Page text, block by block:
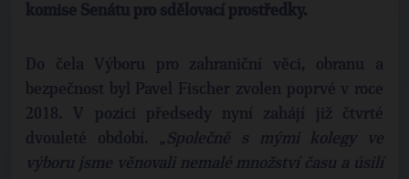
komise Senátu pro sdělovací prostředky.
Do čela Výboru pro zahraniční věci, obranu a
bezpečnost byl Pavel Fischer zvolen poprvé v roce
2018. V pozici předsedy nyní zahájí již čtvrté
dvouleté období. „Společně s mými kolegy ve
výboru jsme věnovali nemalé množství času a úsilí